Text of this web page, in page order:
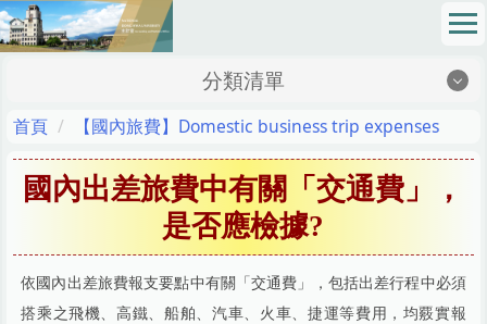
跳
到
容
區
分類清單
地理位置Location
最新消息News
成員介紹Members
網路請購Online Purchase Requision
法令規章Regulations
首頁 【國內旅費】Domestic business trip expenses
國內出差旅費中有關「交通費」，
是否應檢據?
依國內出差旅費報支要點中有關「交通費」， 包括出差行程中必須
搭乘之飛機、高鐵、船舶、汽車、火車、捷運等費用，均覈實報